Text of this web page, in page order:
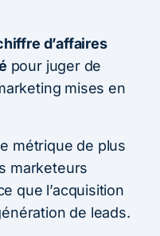
d’affaires
pour juger de
mises en
métrique de plus
marketeurs
que l’acquisition
de leads.